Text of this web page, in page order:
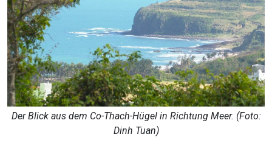
Der Blick aus dem Co-Thach-Hügel in Richtung Meer. (Foto:
Dinh Tuan)